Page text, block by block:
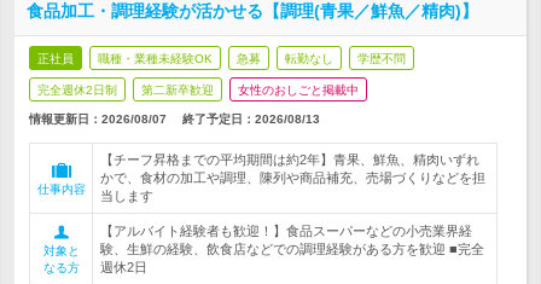
食品加工・調理経験が活かせる【調理(青果／鮮魚／精肉)】
正社員 職種・業種未経験OK 急募 転勤なし 学歴不問
完全週休2日制 第二新卒歓迎 女性のおしごと掲載中
情報更新日：2026/08/07 終了予定日： 2026/08/13
仕事内容
【チーフ昇格までの平均期間は約2年】青果、鮮魚、精肉いずれ
かで、食材の加工や調理、陳列や商品補充、売場づくりなどを担
当します
対象と
なる方
【アルバイト経験者も歓迎！】食品スーパーなどの小売業界経
験、生鮮の経験、飲食店などでの調理経験がある方を歓迎 ■完全
週休2日